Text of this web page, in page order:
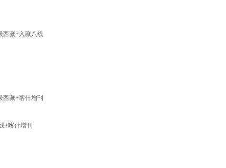
西藏+入藏八线
藏+喀什增刊
+喀什增刊